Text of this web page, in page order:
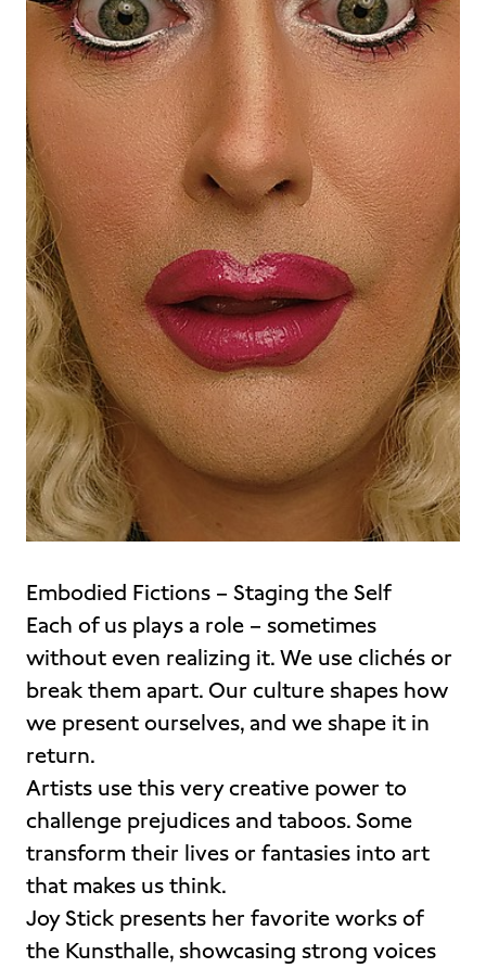
Embodied Fictions – Staging the Self
Each of us plays a role – sometimes
without even realizing it. We use clichés or
break them apart. Our culture shapes how
we present ourselves, and we shape it in
return.
Artists use this very creative power to
challenge prejudices and taboos. Some
transform their lives or fantasies into art
that makes us think.
Joy Stick presents her favorite works of
the Kunsthalle, showcasing strong voices